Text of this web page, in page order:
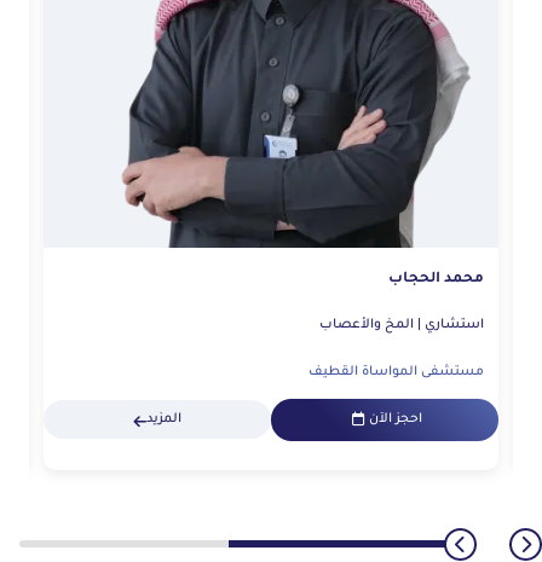
محمد الحجاب
استشاري | المخ والأعصاب
مستشفى المواساة القطيف
احجز الآن المزيد